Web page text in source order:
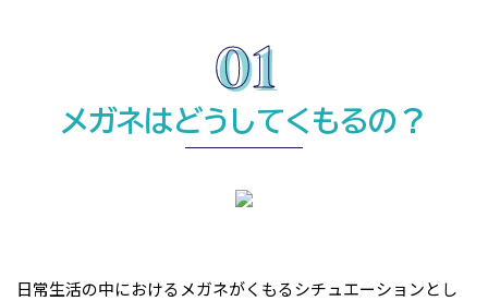
メガネはどうしてくもるの？
日常生活の中におけるメガネがくもるシチュエーションとし